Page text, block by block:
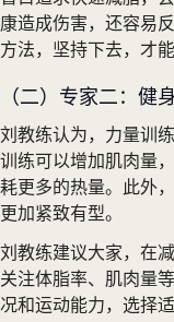
康造成伤害，还容易
方法，坚持下去，才
（二）专家二：健
刘教练认为，力量训
训练可以增加肌肉量
耗更多的热量。此外
更加紧致有型。
刘教练建议大家，在
关注体脂率、肌肉量
况和运动能力，选择